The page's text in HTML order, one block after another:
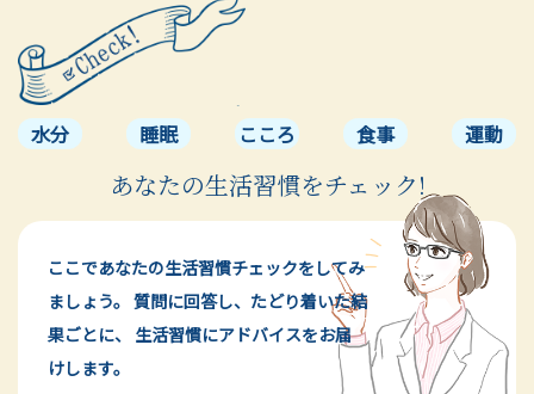
水分 睡眠 こころ 食事 運動
あなたの生活習慣をチェック!
ここであなたの生活習慣チェックをしてみ
ましょう。 質問に回答し、たどり着いた結
果ごとに、
生活習慣にアドバイスをお届
けします。